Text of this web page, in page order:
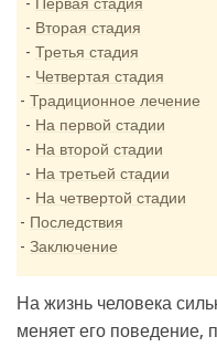
Вторая стадия
Третья стадия
Четвертая стадия
Традиционное лечение
На первой стадии
На второй стадии
На третьей стадии
На четвертой стадии
Последствия
Заключение
На жизнь человека
меняет его поведение,